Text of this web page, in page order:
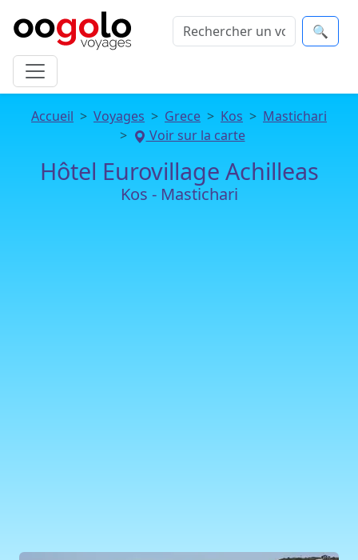
🔍
Accueil Voyages Grece Kos
Mastichari
Voir sur la carte
Hôtel Eurovillage Achilleas
Kos - Mastichari